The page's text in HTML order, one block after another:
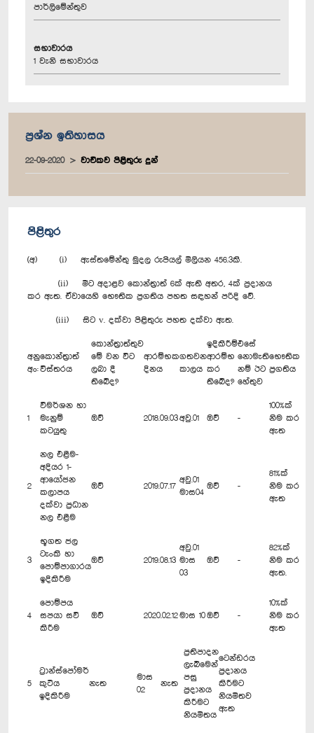
පාර්ලිමේන්තුව
සභාවාරය
1 වැනි සභාවාරය
ප්‍රශ්න ඉතිහාසය
22-09-2020 වාචිකව පිළිතුරු දුන්
පිළිතුර
(අ) (i) ඇස්තමේන්තු මුදල රුපියල් මිලියන 456.3කි.
(ii) මීට අදාළව කොන්ත්‍රාත් 6ක් ඇති අතර, 4ක් ප්‍රදානය
කර ඇත. ඒවායෙහි භෞතික ප්‍රගතිය පහත සඳහන් පරිදි වේ.
(iii) සිට v. දක්වා පිළිතුරු පහත දක්වා ඇත.
අනු
අං:
කොන්ත්‍රාත්
විස්තරය
කොන්ත්‍රාත්තුව
මේ වන විට
ලබා දී
තිබේද?
ආරම්භක
දිනය
ගතවන
කාලය
ඉදිකිරීම්
ආරම්භ
කර
තිබේද?
එසේ
නොමැති
නම් ඊට
හේතුව
භෞතික
ප්‍රගතිය
1
විමර්ශන හා
මැනුම්
කටයුතු
ඔව් 2018.09.03අවු.01 ඔව් -
100%ක්
නිම කර
ඇත
2
නල එළීම-
අදියර 1-
ආයෝජන
කලාපය
දක්වා ප්‍රධාන
නල එළීම
ඔව් 2019.07.17
අවු.01
මාස04
ඔව් -
81%ක්
නිම කර
ඇත
3
භූගත ජල
ටැංකි හා
පොම්පාගාරය
ඉදිකිරීම
ඔව් 2019.08.13
අවු.01
මාස
03
ඔව් -
82%ක්
නිම කර
ඇත.
4
පොම්පය
සපයා සවි
කිරීම
ඔව් 2020.02.12මාස 10ඔව් -
10%ක්
නිම කර
ඇත
5
ට්‍රාන්ස්පෝමර්
කුටිය
ඉදිකිරීම
නැත
මාස
02
නැත
ප්‍රතිපාදන
ලැබීමෙන්
පසු
ප්‍රදානය
කිරීමට
නියමිතය
ටෙන්ඩරය
ප්‍රදානය
කිරීමට
නියමිතව
ඇත